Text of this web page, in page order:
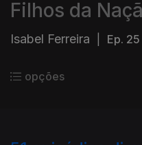
Filhos da
Isabel Ferreira Ep. 25
opções